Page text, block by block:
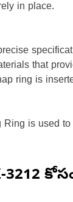
in place.
that
ring is
is used
3212